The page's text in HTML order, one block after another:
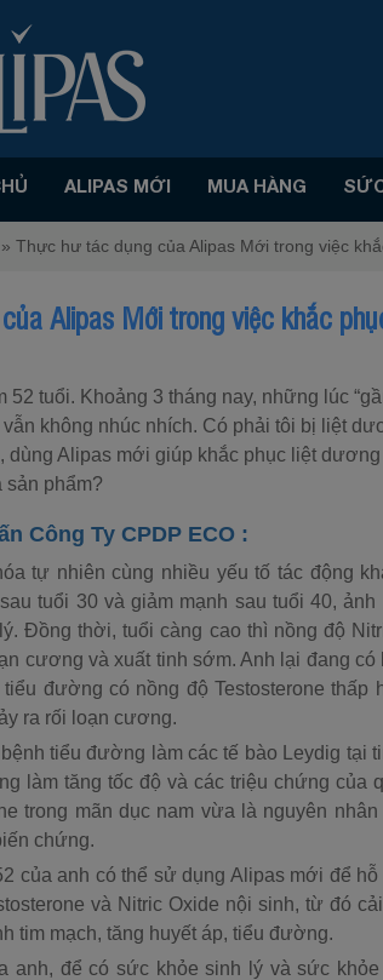
ALIPAS MỚI MUA HÀNG
» Thực hư tác dụng của Alipas Mới trong việc
Alipas Mới trong việc khắc
52 tuổi. Khoảng 3 tháng nay, những lúc
không nhúc nhích. Có phải tôi bị liệt
dùng Alipas mới giúp khắc phục liệt
sản phẩm?
Công Ty CPDP ECO :
tự nhiên cùng nhiều yếu tố tác động
tuổi 30 và giảm mạnh sau tuổi 40,
Đồng thời, tuổi càng cao thì nồng độ
cương và xuất tinh sớm. Anh lại đang
đường có nồng độ Testosterone
ra rối loạn cương.
tiểu đường làm các tế bào Leydig tại
làm tăng tốc độ và các triệu chứng của
trong mãn dục nam vừa là nguyên
chứng.
của anh có thể sử dụng Alipas mới để
và Nitric Oxide nội sinh, từ đó
tim mạch, tăng huyết áp, tiểu đường.
anh, để có sức khỏe sinh lý và sức